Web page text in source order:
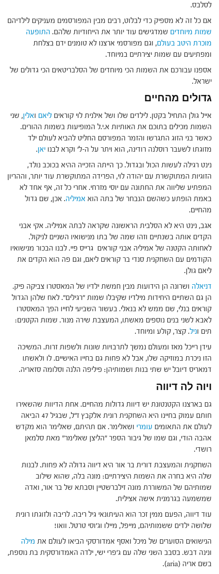
לסלבס.
אם כל זה לא מספיק כדי לבלוט, רבים מבין המפורסמים מעניקים לילדיהם
שמות מיוחדים שמדגישים עוד יותר את הייחודיות שלהם. התופעה
מוכרת היטב בעולם, וגם מפורסמי ארצנו לא טומנים ידם בצלחת
ומפתיעים עם שמות יצירתיים במיוחד.
אספנו עבורכם את השמות הכי מיוחדים של הסלבריטאים הכי גדולים של
ישראל.
גדולים מהחיים
אייל גולן התחיל בקטן. לילדים שלו ושל אילנית לוי קוראים ליאם ואלין, שני
השמות מכילים בתוכם את האותיות א.י.ל המופיעות בשמות ההורים.
כאשר בני הזוג התגרשו והזמר המפורסם החליט להביא לעולם ילד
מזוגתו לשעבר רוסלנה רודינה, הוא ויתר על ה-ל' וקרא לבנו יאן.
נינט רגילה לעשות הכול ובגדול. כך הייתה הזכייה ההיא בכוכב נולד,
הזוגיות המתוקשרת עם יהודה לוי, הפרידה המתוקשרת עוד יותר, וההריון
המפתיע שליווה את החתונה עם יוסי מזרחי. אחרי כל זה, אף אחד לא
באמת הופתע כשהשם הנבחר של בתה הוא אמיליה. אכן, שם גדול
מהחיים.
אגב, נינט היא לא הסלבית הראשונה שקראה לבתה אמיליה. אקי אבני
הקדים אותה בשנתיים וזהו שמה של בתו מנישואיו השניים לניקול.
לאחותה הקטנה של אמיליה אבני קוראים גרייס פיי. לבנו הבכור מנישואיו
הקודמים עם השחקנית סנדי בר קוראים ליאם, וגם פה הוא הקדים את
ליאם גולן.
דניאלה ושרונה הן הידועות מבין חמשת ילדיו של המאסטרו צביקה פיק.
הן גם השתיים היחידות מילדיו שקיבלו שמות "רגילים". לאח שלהן הגדול
קוראים בנלי, שם ממש לא בנאלי. בעשור השביעי לחייו הפך המאסטרו
לאבא לשני בנים נוספים מאשתו, המעצבת שירה מנור. שמות הקטנים:
תים וניל. קצר, קולע ומיוחד.
עידן רייכל מאז ומעולם נמשך לתרבויות שונות ולשפות זרות. המשיכה
הזו ניכרת במוזיקה שלו, אבל לא פחות גם בחייו האישיים. לו ולאשתו
דמאריס דיובל יש שתי בנות ושמותיהן: פיליפה הלנה וסלומה סזאריה.
ויוה לה דיווה
גם בארצנו הקטנטונת יש דיוות גדולות מהחיים. אחת הדיוות שהשאירו
חותם עמוק בחיינו היא השחקנית רונית אלקבץ ז"ל, שבגיל 47 הביאה
לעולם את התאומים עומרי ושאלימר. אם תהיתם, שאלימר הוא מקדש
אהבה הודי, וגם שמו של גיבור הספר "הליצן שאלימר" מאת סלמאן
רושדי.
השחקנית והמעצבת דורית בר אור היא דיווה גדולה לא פחות. לבנות
שלה היא בחרה את השמות היצירתיים: מונה בלה, שהוא שילוב
שמותיהם של המשוררת מונה זילברשטיין וסבתא של בר אור, ואדה
שמשמעה בגרמנית אישה אצילית.
עוד דיווה, הפעם ממין זכר הוא העיתונאי גיל ריבה. לריבה ולזוגתו רונית
שלושה ילדים ששמותיהם, מייפל, מיילו וג'וסי טרטל. וואו!
הנישואים הסוערים של מיכל ואסף אמדורסקי הביאו לעולם את מילה
ונינה דבש. בסבב השני שלה עם ג'פרי ישי, ילדה האמדורסקית בת נוספת,
בשם אריה (aria).